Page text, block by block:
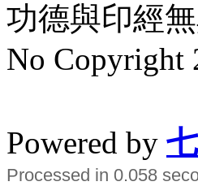
功德與印經無
No Copyright
Powered by
Processed in 0.058